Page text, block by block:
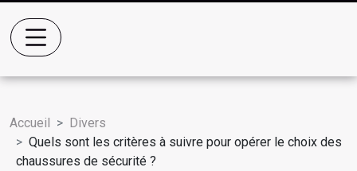
Accueil
Divers
Quels sont les critères à suivre pour opérer le choix des
chaussures de sécurité ?